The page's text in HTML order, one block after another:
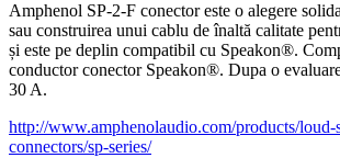
Amphenol SP-2-F conector este o alegere
sau construirea unui cablu de înaltă calitate
și este pe deplin compatibil cu Speakon®.
conductor conector Speakon®. Dupa o
30 A.
http://www.amphenolaudio.com/products/loud-
connectors/sp-series/